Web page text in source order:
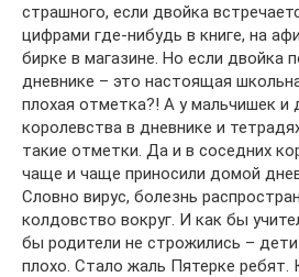
страшного, если двойка
цифрами где-нибудь в книге, на
бирке в магазине. Но если двойка
дневнике – это настоящая
плохая отметка?! А у мальчишек и
королевства в дневнике и
такие отметки. Да и в соседних
чаще и чаще приносили домой
Словно вирус, болезнь
колдовство вокруг. И как бы
бы родители не строжились – дети
плохо. Стало жаль Пятерке ребят.